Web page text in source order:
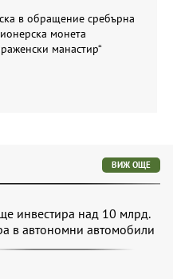
в обращение сребърна
монета
манастир“
ВИЖ ОЩЕ
инвестира над 10 млрд.
в автономни автомобили